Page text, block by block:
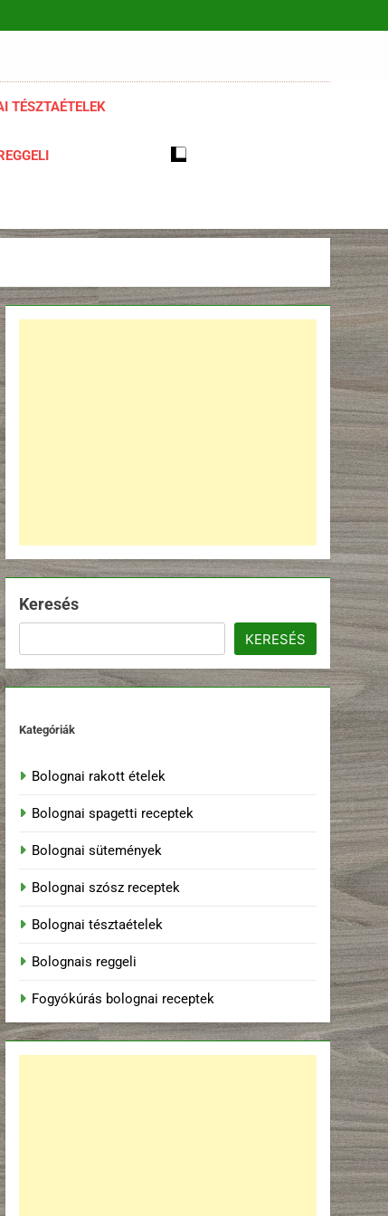
TÉSZTAÉTELEK
Keresés
KERESÉS
Kategóriák
Bolognai rakott ételek
Bolognai spagetti receptek
Bolognai sütemények
Bolognai szósz receptek
Bolognai tésztaételek
Bolognais reggeli
Fogyókúrás bolognai receptek